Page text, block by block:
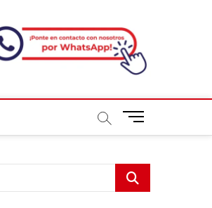
B
ó
n
d
Buscar...